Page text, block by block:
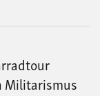
Militarismus